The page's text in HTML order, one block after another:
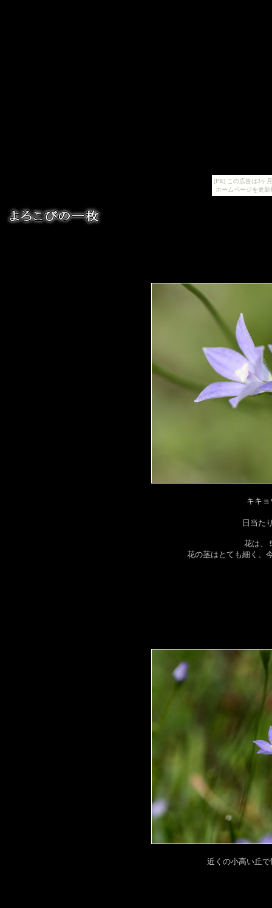
[PR] この広告は3ヶ
ホームページを更
キキ
日当た
花は、
花の茎はとても細く、
近くの小高い丘